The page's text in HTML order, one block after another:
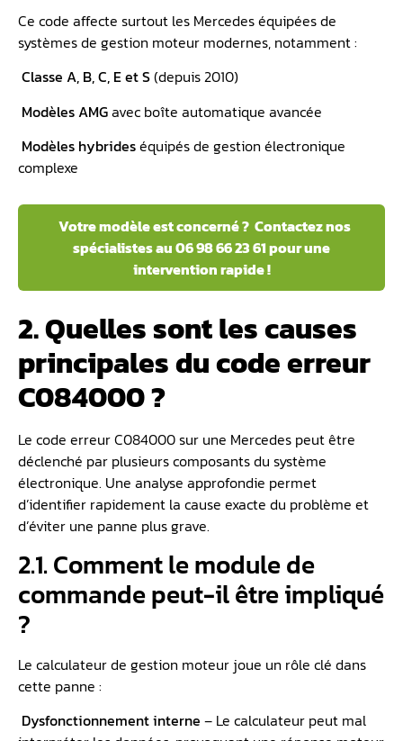
Ce code affecte surtout les Mercedes équipées de
systèmes de gestion moteur modernes, notamment :
Classe A, B, C, E et S(depuis 2010)
Modèles AMGavec boîte automatique avancée
Modèles hybrideséquipés de gestion électronique
complexe
Votre modèle est concerné ? ️ Contactez nos
spécialistes au 06 98 66 23 61 pour une
intervention rapide !
2. Quelles sont les causes
principales du code erreur
C084000 ?
Le code erreur C084000 sur une Mercedes peut être
déclenché par plusieurs composants du système
électronique. Une analyse approfondie permet
d’identifier rapidement la cause exacte du problème et
d’éviter une panne plus grave.
2.1. Comment le module de
commande peut-il être impliqué
?
Le calculateur de gestion moteur joue un rôle clé dans
cette panne :
Dysfonctionnement interne – Le calculateur peut mal